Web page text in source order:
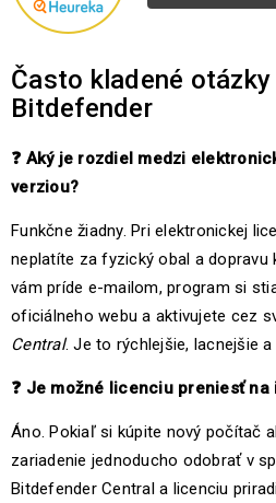
Často kladené
Bitdefender
❓ Aký je rozdiel medzi
verziou?
Funkčne žiadny. Pri elektronickej
neplatíte za fyzický obal a dopravu
vám príde e-mailom, program si
oficiálneho webu a aktivujete cez
Central. Je to rýchlejšie, lacnejšie
❓ Je možné licenciu preniesť na
Áno. Pokiaľ si kúpite nový počítač
zariadenie jednoducho odobrať v
Bitdefender Central a licenciu